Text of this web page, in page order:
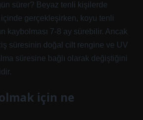
sürer? Beyaz tenli kişilerde
gerçekleşirken, koyu tenli
kaybolması 7-8 ay sürebilir. Ancak
süresinin doğal cilt rengine ve UV
süresine bağlı olarak değiştiğini
için ne